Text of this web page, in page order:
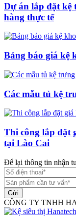
Dự án lắp đặt kệ
hàng thực tế
Bảng báo giá kệ
Các mẫu tủ kệ
Thi công lắp đặt
tại Lào Cai
Để lại thông tin nhận
Gửi
CÔNG TY TNHH